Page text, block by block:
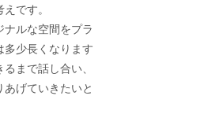
です。
ルな空間をプラ
少長くなります
まで話し合い、
げていきたいと